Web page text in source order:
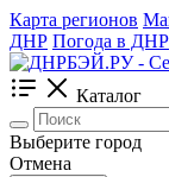
Карта регионов
ДНР Погода в ДНР
Каталог
Выберите город
Отмена